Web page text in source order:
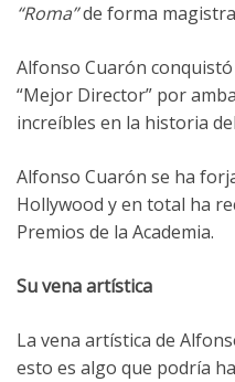
“Roma”de forma
Alfonso Cuarón
“Mejor Director” por
increíbles en la historia
Alfonso Cuarón se ha
Hollywood y en total ha
Premios de la Academia.
Su vena artística
La vena artística de
esto es algo que podría